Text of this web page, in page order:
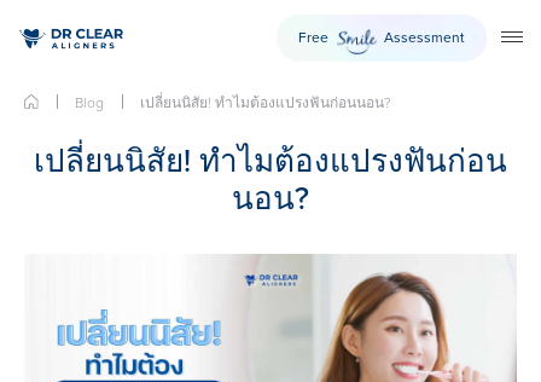
Free Smile Assessment
Blog เปลี่ยนนิสัย! ทำไมต้องแปรงฟันก่อนนอน?
เปลี่ยนนิสัย! ทำไมต้องแปรงฟันก่อน
นอน?